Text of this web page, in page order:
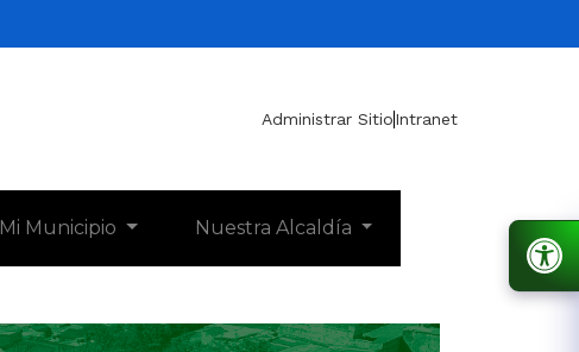
Administrar SitioIntranet
Mi Municipio Nuestra Alcaldía